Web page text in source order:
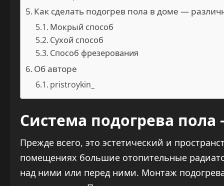
Как сделать подогрев пола в доме —
Мокрый способ
Сухой способ
Способ фрезерования
Об авторе
pristroykin_
Система подогрева
Прежде всего, это эстетический и
помещениях большие отопительные
над ними или перед ними. Монтаж